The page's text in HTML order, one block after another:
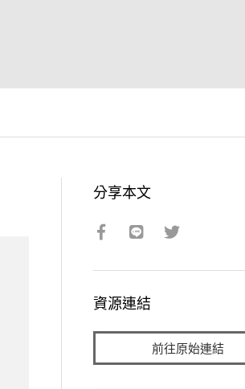
分享本文
資源連結
前往原始連結